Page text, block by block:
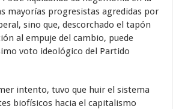
mayorías progresistas agredidas por
sino que, descorchado el tapón
al empuje del cambio, puede
voto ideológico del Partido
intento, tuvo que huir el sistema
biofísicos hacia el capitalismo